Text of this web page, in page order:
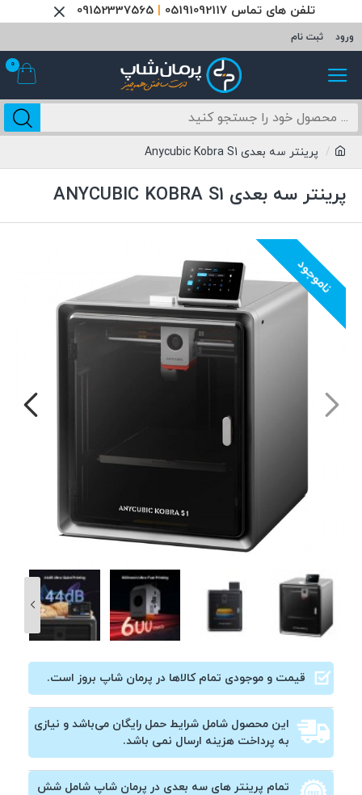
تلفن های تماس 05191092117 09152337565
ورود ثبت نام
0
پرینتر سه بعدی Anycubic Kobra S1
پرینتر سه بعدی ANYCUBIC KOBRA S1
ناموجود
قیمت و موجودی تمام کالاها در پرمان شاپ بروز است.
این محصول شامل شرایط حمل رایگان می‌باشد و نیازی
به پرداخت هزینه ارسال نمی باشد.
تمام پرینتر های سه بعدی در پرمان شاپ شامل شش